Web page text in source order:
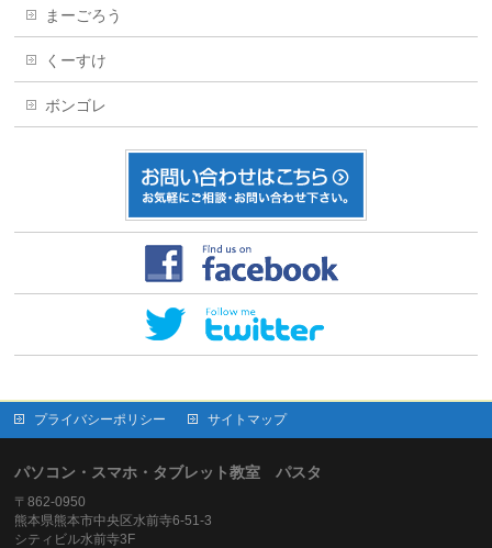
まーごろう
くーすけ
ボンゴレ
プライバシーポリシー サイトマップ
パソコン・スマホ・タブレット教室 パスタ
〒862-0950
熊本県熊本市中央区水前寺6-51-3
シティビル水前寺3F